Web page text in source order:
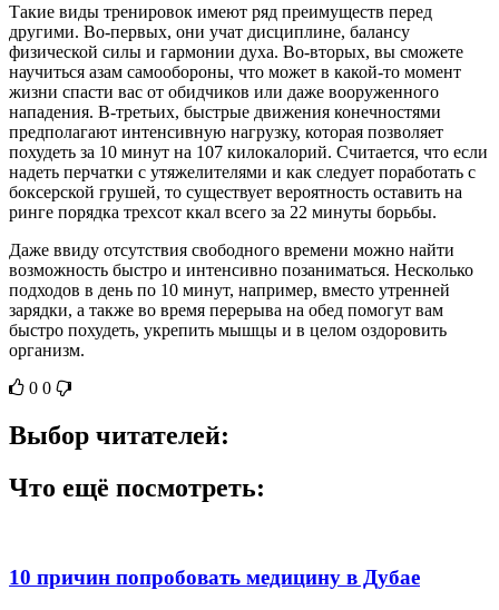
Такие виды тренировок имеют ряд преимуществ перед
другими. Во-первых, они учат дисциплине, балансу
физической силы и гармонии духа. Во-вторых, вы сможете
научиться азам самообороны, что может в какой-то момент
жизни спасти вас от обидчиков или даже вооруженного
нападения. В-третьих, быстрые движения конечностями
предполагают интенсивную нагрузку, которая позволяет
похудеть за 10 минут на 107 килокалорий. Считается, что если
надеть перчатки с утяжелителями и как следует поработать с
боксерской грушей, то существует вероятность оставить на
ринге порядка трехсот ккал всего за 22 минуты борьбы.
Даже ввиду отсутствия свободного времени можно найти
возможность быстро и интенсивно позаниматься. Несколько
подходов в день по 10 минут, например, вместо утренней
зарядки, а также во время перерыва на обед помогут вам
быстро похудеть, укрепить мышцы и в целом оздоровить
организм.
0 0
Выбор читателей:
Что ещё посмотреть:
10 причин попробовать медицину в Дубае